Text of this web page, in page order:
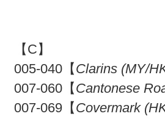
【C】
005-040【Clarins (MY/
007-060【Cantonese
007-069【Covermark